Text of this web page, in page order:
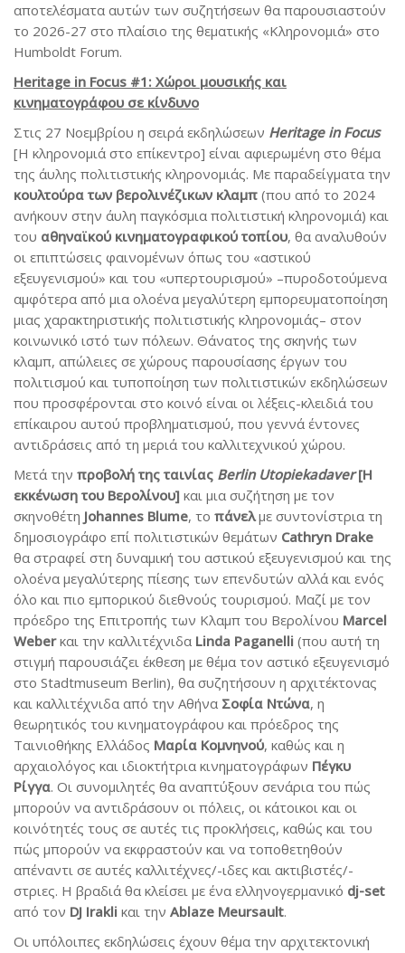
αποτελέσματα αυτών των συζητήσεων θα παρουσιαστούν
το 2026-27 στο πλαίσιο της θεματικής «Κληρονομιά» στο
Humboldt Forum.
Heritage in Focus #1: Χώροι μουσικής και
κινηματογράφου σε κίνδυνο
Στις 27 Νοεμβρίου η σειρά εκδηλώσεων Heritage in Focus
[Η κληρονομιά στο επίκεντρο] είναι αφιερωμένη στο θέμα
της άυλης πολιτιστικής κληρονομιάς. Με παραδείγματα την
κουλτούρα των βερολινέζικων κλαμπ (που από το 2024
ανήκουν στην άυλη παγκόσμια πολιτιστική κληρονομιά) και
του αθηναϊκού κινηματογραφικού τοπίου, θα αναλυθούν
οι επιπτώσεις φαινομένων όπως του «αστικού
εξευγενισμού» και του «υπερτουρισμού» –πυροδοτούμενα
αμφότερα από μια ολοένα μεγαλύτερη εμπορευματοποίηση
μιας χαρακτηριστικής πολιτιστικής κληρονομιάς– στον
κοινωνικό ιστό των πόλεων. Θάνατος της σκηνής των
κλαμπ, απώλειες σε χώρους παρουσίασης έργων του
πολιτισμού και τυποποίηση των πολιτιστικών εκδηλώσεων
που προσφέρονται στο κοινό είναι οι λέξεις-κλειδιά του
επίκαιρου αυτού προβληματισμού, που γεννά έντονες
αντιδράσεις από τη μεριά του καλλιτεχνικού χώρου.
Μετά την προβολή της ταινίας Berlin Utopiekadaver[Η
εκκένωση του Βερολίνου] και μια συζήτηση με τον
σκηνοθέτη Johannes Blume, το πάνελμε συντονίστρια τη
δημοσιογράφο επί πολιτιστικών θεμάτων Cathryn Drake
θα στραφεί στη δυναμική του αστικού εξευγενισμού και της
ολοένα μεγαλύτερης πίεσης των επενδυτών αλλά και ενός
όλο και πιο εμπορικού διεθνούς τουρισμού. Μαζί με τον
πρόεδρο της Επιτροπής των Κλαμπ του Βερολίνου Marcel
Weberκαι την καλλιτέχνιδα Linda Paganelli (που αυτή τη
στιγμή παρουσιάζει έκθεση με θέμα τον αστικό εξευγενισμό
στο Stadtmuseum Berlin), θα συζητήσουν η αρχιτέκτονας
και καλλιτέχνιδα από την Αθήνα Σοφία Ντώνα, η
θεωρητικός του κινηματογράφου και πρόεδρος της
Ταινιοθήκης Ελλάδος Μαρία Κομνηνού, καθώς και η
αρχαιολόγος και ιδιοκτήτρια κινηματογράφων Πέγκυ
Ρίγγα. Οι συνομιλητές θα αναπτύξουν σενάρια του πώς
μπορούν να αντιδράσουν οι πόλεις, οι κάτοικοι και οι
κοινότητές τους σε αυτές τις προκλήσεις, καθώς και του
πώς μπορούν να εκφραστούν και να τοποθετηθούν
απέναντι σε αυτές καλλιτέχνες/-ιδες και ακτιβιστές/-
στριες. Η βραδιά θα κλείσει με ένα ελληνογερμανικό dj-set
από τον DJ Irakli και την Ablaze Meursault.
Οι υπόλοιπες εκδηλώσεις έχουν θέμα την αρχιτεκτονική